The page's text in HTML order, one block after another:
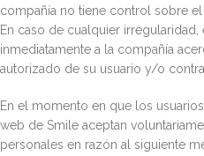
compañía no tiene control sobre
En caso de cualquier
inmediatamente a la compañía
autorizado de su usuario y/o
En el momento en que los
web de Smile aceptan
personales en razón al siguiente